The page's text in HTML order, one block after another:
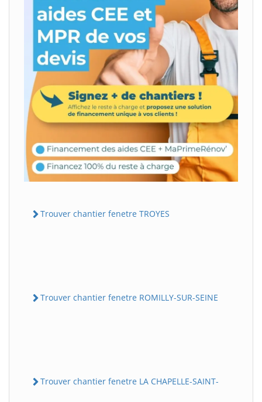
Trouver chantier fenetre TROYES
Trouver chantier fenetre ROMILLY-SUR-SEINE
Trouver chantier fenetre LA CHAPELLE-SAINT-